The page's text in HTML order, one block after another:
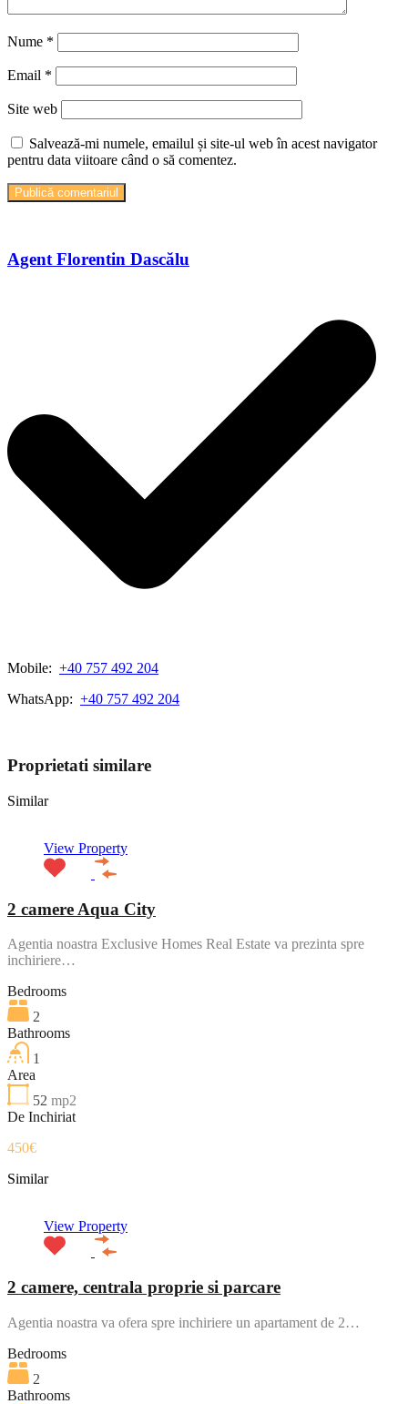
Nume *
Email *
Site web
Salvează-mi numele, emailul și site-ul web în acest navigator
pentru data viitoare când o să comentez.
Agent Florentin Dascălu
Mobile: +40 757 492 204
WhatsApp: +40 757 492 204
Proprietati similare
Similar
View Property
2 camere Aqua City
Agentia noastra Exclusive Homes Real Estate va prezinta spre
inchiriere…
Bedrooms
2
Bathrooms
1
Area
52 mp2
De Inchiriat
450€
Similar
View Property
2 camere, centrala proprie si parcare
Agentia noastra va ofera spre inchiriere un apartament de 2…
Bedrooms
2
Bathrooms